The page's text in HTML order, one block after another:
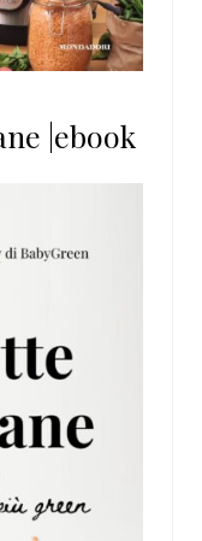
|ebook